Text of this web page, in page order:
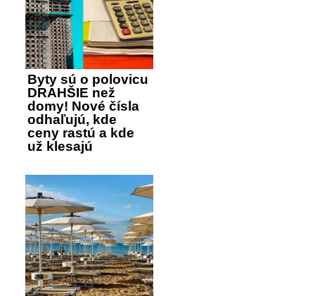
Byty sú o polovicu
DRAHŠIE než
domy! Nové čísla
odhaľujú, kde
ceny rastú a kde
už klesajú